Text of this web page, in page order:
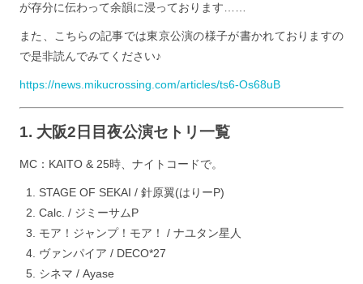
が存分に伝わって余韻に浸っております……
また、こちらの記事では東京公演の様子が書かれておりますの
で是非読んでみてください♪
https://news.mikucrossing.com/articles/ts6-Os68uB
1. 大阪2日目夜公演セトリ一覧
MC：KAITO & 25時、ナイトコードで。
STAGE OF SEKAI / 針原翼(はりーP)
Calc. / ジミーサムP
モア！ジャンプ！モア！ / ナユタン星人
ヴァンパイア / DECO*27
シネマ / Ayase